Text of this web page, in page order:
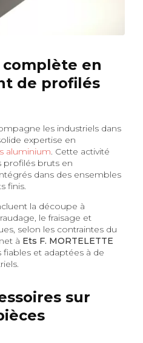
en
de profilés
les industriels dans
expertise en
aluminium. Cette activité
profilés bruts en
dans des ensembles
finis.
la découpe à
le fraisage et
selon les contraintes du
à Ets F. MORTELETTE
et adaptées à de
sur